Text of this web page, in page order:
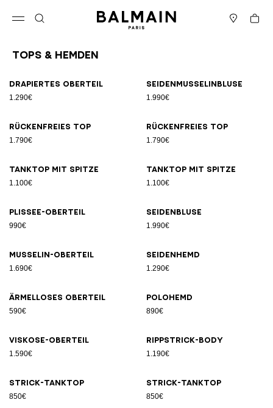
Tops & Hemden
Drapiertes Oberteil
1.290€
Seidenmusselinbluse
1.990€
Rückenfreies Top
1.790€
Rückenfreies Top
1.790€
Tanktop mit Spitze
1.100€
Tanktop mit Spitze
1.100€
Plissee-Oberteil
990€
Seidenbluse
1.990€
Musselin-Oberteil
1.690€
Seidenhemd
1.290€
Ärmelloses Oberteil
590€
Polohemd
890€
Viskose-Oberteil
1.590€
Rippstrick-Body
1.190€
Strick-Tanktop
850€
Strick-Tanktop
850€